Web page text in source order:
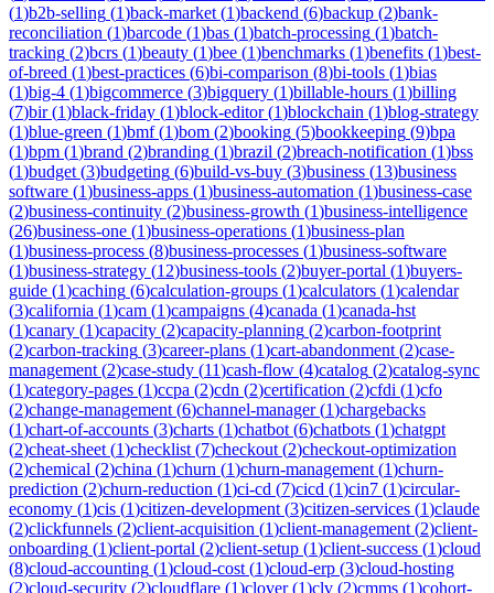
(1)b2b-selling (1)back-market (1)backend (6)backup (2)bank-
reconciliation (1)barcode (1)bas (1)batch-processing (1)batch-
tracking (2)bcrs (1)beauty (1)bee (1)benchmarks (1)benefits (1)best-
of-breed (1)best-practices (6)bi-comparison (8)bi-tools (1)bias
(1)big-4 (1)bigcommerce (3)bigquery (1)billable-hours (1)billing
(7)bir(1)black-friday (1)block-editor(1)blockchain (1)blog-strategy
(1)blue-green (1)bmf(1)bom (2)booking (5)bookkeeping (9)bpa
(1)bpm (1)brand (2)branding (1)brazil (2)breach-notification (1)bss
(1)budget (3)budgeting (6)build-vs-buy (3)business (13)business
software (1)business-apps (1)business-automation (1)business-case
(2)business-continuity (2)business-growth (1)business-intelligence
(26)business-one (1)business-operations (1)business-plan
(1)business-process (8)business-processes (1)business-software
(1)business-strategy (12)business-tools (2)buyer-portal (1)buyers-
guide (1)caching (6)calculation-groups (1)calculators (1)calendar
(3)california (1)cam (1)campaigns (4)canada (1)canada-hst
(1)canary (1)capacity (2)capacity-planning (2)carbon-footprint
(2)carbon-tracking (3)career-plans (1)cart-abandonment (2)case-
management (2)case-study (11)cash-flow (4)catalog (2)catalog-sync
(1)category-pages (1)ccpa (2)cdn (2)certification (2)cfdi (1)cfo
(2)change-management (6)channel-manager(1)chargebacks
(1)chart-of-accounts (3)charts (1)chatbot (6)chatbots (1)chatgpt
(2)cheat-sheet (1)checklist (7)checkout (2)checkout-optimization
(2)chemical (2)china (1)churn (1)churn-management (1)churn-
prediction (2)churn-reduction (1)ci-cd (7)cicd (1)cin7 (1)circular-
economy (1)cis (1)citizen-development (3)citizen-services (1)claude
(2)clickfunnels (2)client-acquisition (1)client-management (2)client-
onboarding (1)client-portal (2)client-setup (1)client-success (1)cloud
(8)cloud-accounting (1)cloud-cost (1)cloud-erp (3)cloud-hosting
(2)cloud-security (2)cloudflare (1)clover(1)clv (2)cmms (1)cohort-